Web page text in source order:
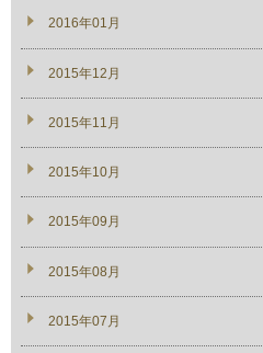
2016年01月
2015年12月
2015年11月
2015年10月
2015年09月
2015年08月
2015年07月